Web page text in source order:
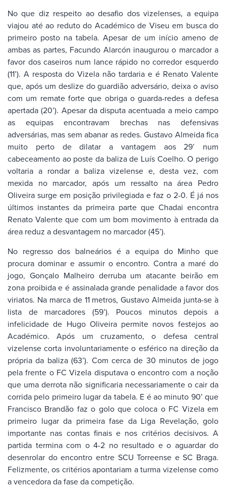
No que diz respeito ao desafio dos vizelenses, a equipa
viajou até ao reduto do Académico de Viseu em busca do
primeiro posto na tabela. Apesar de um início ameno de
ambas as partes, Facundo Alarcón inaugurou o marcador a
favor dos caseiros num lance rápido no corredor esquerdo
(11’). A resposta do Vizela não tardaria e é Renato Valente
que, após um deslize do guardião adversário, deixa o aviso
com um remate forte que obriga o guarda-redes a defesa
apertada (20’). Apesar da disputa acentuada a meio campo
as equipas encontravam brechas nas defensivas
adversárias, mas sem abanar as redes. Gustavo Almeida fica
muito perto de dilatar a vantagem aos 29’ num
cabeceamento ao poste da baliza de Luís Coelho. O perigo
voltaria a rondar a baliza vizelense e, desta vez, com
mexida no marcador, após um ressalto na área Pedro
Oliveira surge em posição privilegiada e faz o 2-0. É já nos
últimos instantes da primeira parte que Chadai encontra
Renato Valente que com um bom movimento à entrada da
área reduz a desvantagem no marcador (45’).
No regresso dos balneários é a equipa do Minho que
procura dominar e assumir o encontro. Contra a maré do
jogo, Gonçalo Malheiro derruba um atacante beirão em
zona proibida e é assinalada grande penalidade a favor dos
viriatos. Na marca de 11 metros, Gustavo Almeida junta-se à
lista de marcadores (59’). Poucos minutos depois a
infelicidade de Hugo Oliveira permite novos festejos ao
Académico. Após um cruzamento, o defesa central
vizelense corta involuntariamente o esférico na direção da
própria da baliza (63’). Com cerca de 30 minutos de jogo
pela frente o FC Vizela disputava o encontro com a noção
que uma derrota não significaria necessariamente o cair da
corrida pelo primeiro lugar da tabela. E é ao minuto 90’ que
Francisco Brandão faz o golo que coloca o FC Vizela em
primeiro lugar da primeira fase da Liga Revelação, golo
importante nas contas finais e nos critérios decisivos. A
partida termina com o 4-2 no resultado e o aguardar do
desenrolar do encontro entre SCU Torreense e SC Braga.
Felizmente, os critérios apontariam a turma vizelense como
a vencedora da fase da competição.